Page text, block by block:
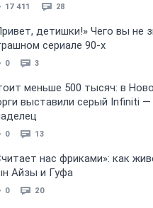
17 411 28
детишки!» Чего вы не
сериале 90-х
0 3
меньше 500 тысяч: в
выставили серый Infiniti —
0 13
нас фриками»: как
Айзы и Гуфа
0 20